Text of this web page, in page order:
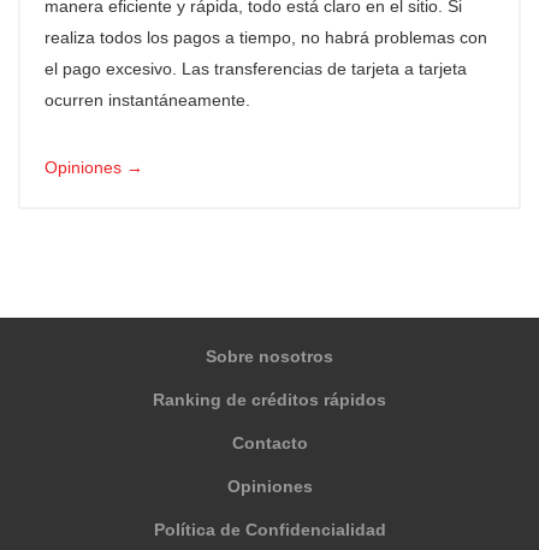
manera eficiente y rápida, todo está claro en el sitio. Si
realiza todos los pagos a tiempo, no habrá problemas con
el pago excesivo. Las transferencias de tarjeta a tarjeta
ocurren instantáneamente.
Opiniones →
Sobre nosotros
Ranking de créditos rápidos
Contacto
Opiniones
Política de Confidencialidad